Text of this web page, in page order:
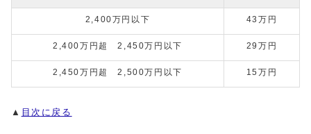
2,400万円以下 43万円
2,400万円超 2,450万円以下 29万円
2,450万円超 2,500万円以下 15万円
▲ 目次に戻る